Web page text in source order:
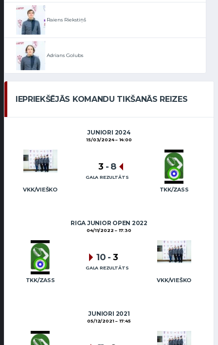
Raiens Riekstiņš
Adrians Golubs
IEPRIEKŠĒJĀS KOMANDU TIKŠANĀS REIZES
JUNIORI 2024
15/03/2024 14:00
VKK/VIEŠKO TKK/ZASS
3 - 8
GALA REZULTĀTS
RIGA JUNIOR OPEN 2022
04/11/2022 17:30
TKK/ZASS VKK/VIEŠKO
10 - 3
GALA REZULTĀTS
JUNIORI 2021
05/12/2021 17:45